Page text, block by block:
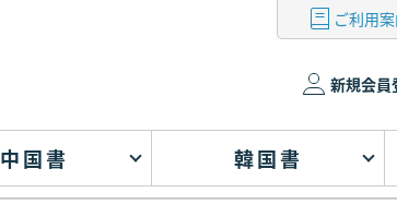
ご利用
新規会員
中国書 韓国書